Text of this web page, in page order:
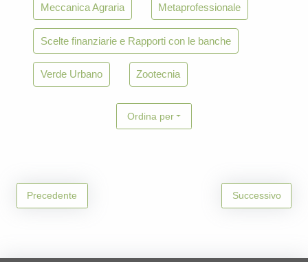
Meccanica Agraria Metaprofessionale
Scelte finanziarie e Rapporti con le banche
Verde Urbano Zootecnia
Ordina per
Precedente Successivo